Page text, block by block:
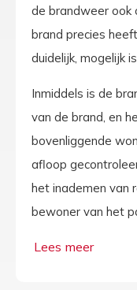
de brandweer ook
brand precies
duidelijk, mogelijk
Inmiddels is de
van de brand, en
bovenliggende
afloop
het inademen van
bewoner van het